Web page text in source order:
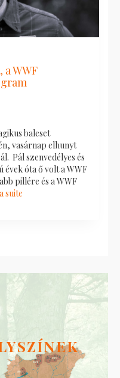
WWF
baleset
vasárnap elhunyt
Pál szenvedélyes és
óta ő volt a WWF
pillére és a WWF
suite